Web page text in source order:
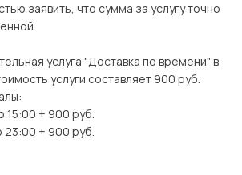
заявить, что сумма за услугу точно
услуга "Доставка по времени" в
услуги составляет 900 руб.
15:00 + 900 руб.
23:00 + 900 руб.